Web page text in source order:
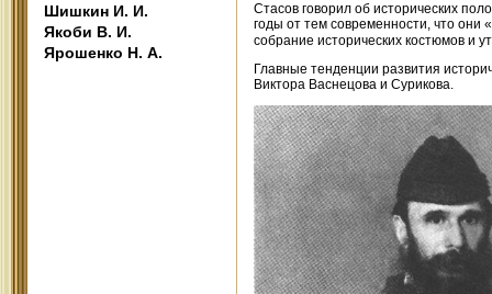
Шишкин И. И.
Якоби В. И.
Ярошенко Н. А.
Стасов говорил об исторических
годы от тем современности, что они
собрание исторических костюмов и
Главные тенденции развития
Виктора Васнецова и Сурикова.